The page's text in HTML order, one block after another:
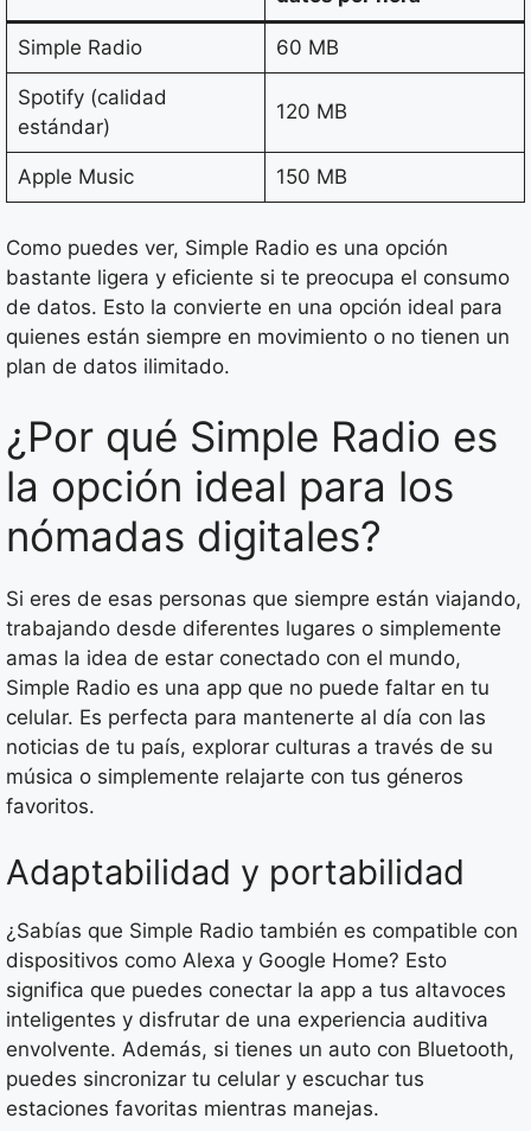
Simple Radio 60 MB
Spotify (calidad
estándar)
120 MB
Apple Music 150 MB
Como puedes ver, Simple Radio es una opción
bastante ligera y eficiente si te preocupa el consumo
de datos. Esto la convierte en una opción ideal para
quienes están siempre en movimiento o no tienen un
plan de datos ilimitado.
¿Por qué Simple Radio es
la opción ideal para los
nómadas digitales?
Si eres de esas personas que siempre están viajando,
trabajando desde diferentes lugares o simplemente
amas la idea de estar conectado con el mundo,
Simple Radio es una app que no puede faltar en tu
celular. Es perfecta para mantenerte al día con las
noticias de tu país, explorar culturas a través de su
música o simplemente relajarte con tus géneros
favoritos.
Adaptabilidad y portabilidad
¿Sabías que Simple Radio también es compatible con
dispositivos como Alexa y Google Home? Esto
significa que puedes conectar la app a tus altavoces
inteligentes y disfrutar de una experiencia auditiva
envolvente. Además, si tienes un auto con Bluetooth,
puedes sincronizar tu celular y escuchar tus
estaciones favoritas mientras manejas.